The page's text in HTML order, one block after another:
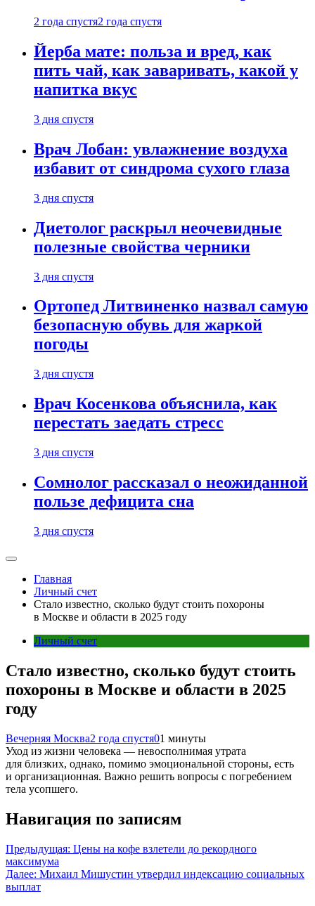
2 года спустя2 года спустя
Йерба мате: польза и вред, как
пить чай, как заваривать, какой у
напитка вкус
3 дня спустя
Врач Лобан: увлажнение воздуха
избавит от синдрома сухого глаза
3 дня спустя
Диетолог раскрыл неочевидные
полезные свойства черники
3 дня спустя
Ортопед Литвиненко назвал самую
безопасную обувь для жаркой
погоды
3 дня спустя
Врач Косенкова объяснила, как
перестать заедать стресс
3 дня спустя
Сомнолог рассказал о неожиданной
пользе дефицита сна
3 дня спустя
Главная
Личный счет
Стало известно, сколько будут стоить похороны
в Москве и области в 2025 году
Личный счет
Стало известно, сколько будут стоить
похороны в Москве и области в 2025
году
Вечерняя Москва2 года спустя01 минуты
Уход из жизни человека — невосполнимая утрата
для близких, однако, помимо эмоциональной стороны, есть
и организационная. Важно решить вопросы с погребением
тела усопшего.
Навигация по записям
Предыдущая: Цены на кофе взлетели до рекордного
максимума
Далее: Михаил Мишустин утвердил индексацию социальных
выплат